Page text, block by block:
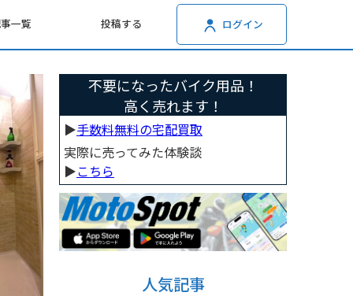
一覧 投稿する ログイン
不要になったバイク用品！
高く売れます！
▶︎手数料無料の宅配買取
実際に売ってみた体験談
▶︎こちら
人気記事